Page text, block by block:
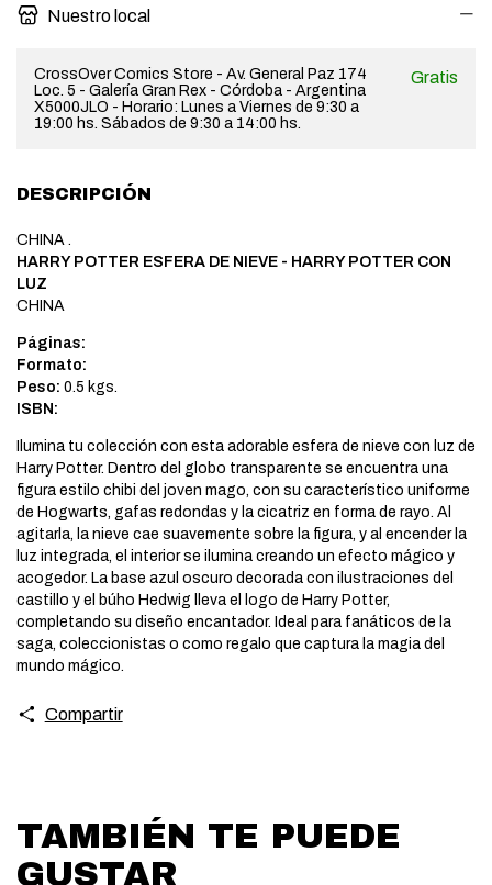
Nuestro local
CrossOver Comics Store - Av. General Paz 174
Loc. 5 - Galería Gran Rex - Córdoba - Argentina
X5000JLO - Horario: Lunes a Viernes de 9:30 a
19:00 hs. Sábados de 9:30 a 14:00 hs.
Gratis
DESCRIPCIÓN
CHINA .
HARRY POTTER ESFERA DE NIEVE - HARRY POTTER CON
LUZ
CHINA
Páginas:
Formato:
Peso: 0.5 kgs.
ISBN:
Ilumina tu colección con esta adorable esfera de nieve con luz de
Harry Potter. Dentro del globo transparente se encuentra una
figura estilo chibi del joven mago, con su característico uniforme
de Hogwarts, gafas redondas y la cicatriz en forma de rayo. Al
agitarla, la nieve cae suavemente sobre la figura, y al encender la
luz integrada, el interior se ilumina creando un efecto mágico y
acogedor. La base azul oscuro decorada con ilustraciones del
castillo y el búho Hedwig lleva el logo de Harry Potter,
completando su diseño encantador. Ideal para fanáticos de la
saga, coleccionistas o como regalo que captura la magia del
mundo mágico.
Compartir
TAMBIÉN TE PUEDE
GUSTAR